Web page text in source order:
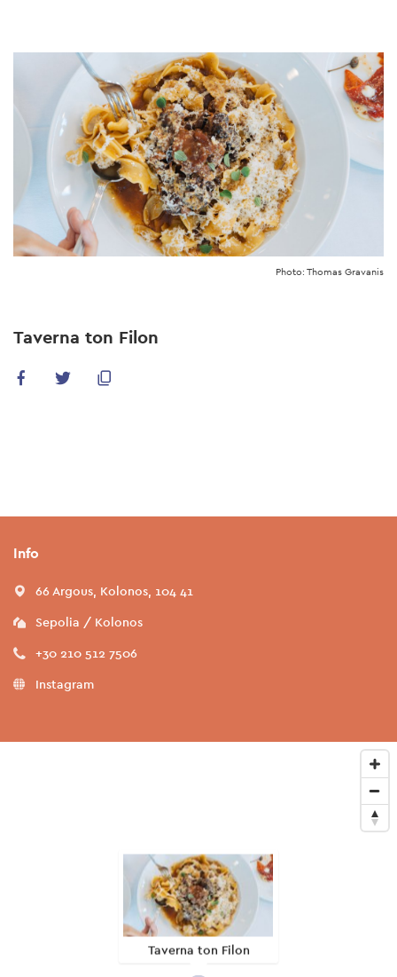
content
Photo: Thomas Gravanis
Taverna ton Filon
Info
66 Argous, Kolonos, 104 41
Sepolia / Kolonos
+30 210 512 7506
Instagram
Taverna ton Filon